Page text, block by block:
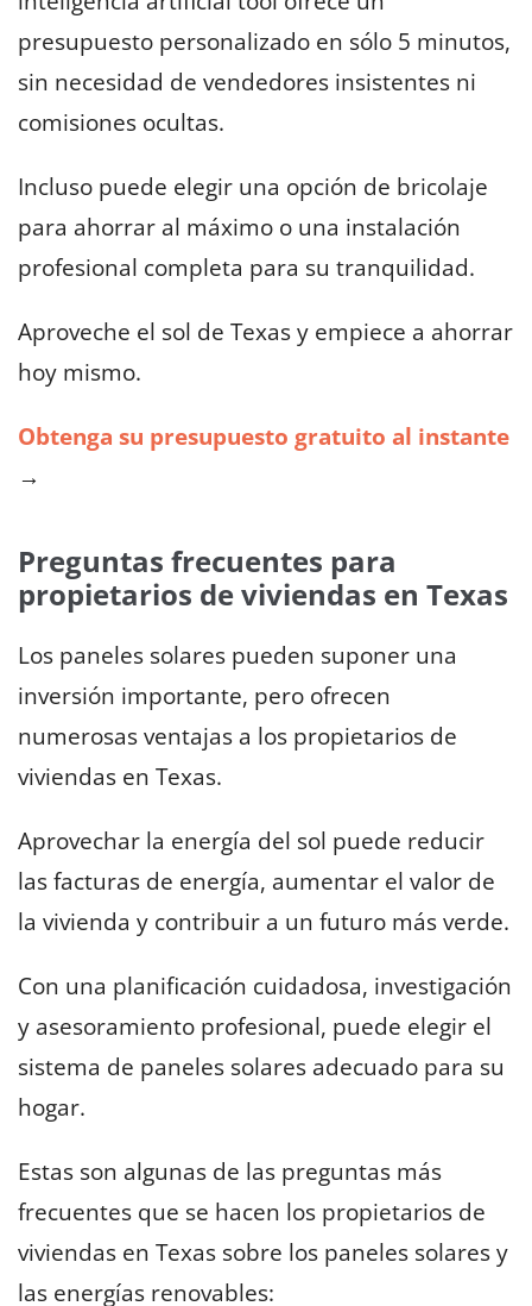
presupuesto personalizado en sólo 5 minutos,
sin necesidad de vendedores insistentes ni
comisiones ocultas.
Incluso puede elegir una opción de bricolaje
para ahorrar al máximo o una instalación
profesional completa para su tranquilidad.
Aproveche el sol de Texas y empiece a ahorrar
hoy mismo.
Obtenga su presupuesto gratuito al instante
→
Preguntas frecuentes para
propietarios de viviendas en Texas
Los paneles solares pueden suponer una
inversión importante, pero ofrecen
numerosas ventajas a los propietarios de
viviendas en Texas.
Aprovechar la energía del sol puede reducir
las facturas de energía, aumentar el valor de
la vivienda y contribuir a un futuro más verde.
Con una planificación cuidadosa, investigación
y asesoramiento profesional, puede elegir el
sistema de paneles solares adecuado para su
hogar.
Estas son algunas de las preguntas más
frecuentes que se hacen los propietarios de
viviendas en Texas sobre los paneles solares y
las energías renovables: